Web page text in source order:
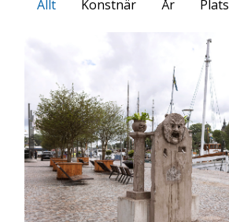
Allt Konstnär År Plats